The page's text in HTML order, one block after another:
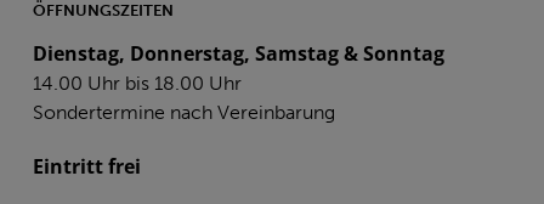
ÖFFNUNGSZEITEN
Dienstag, Donnerstag, Samstag & Sonntag
14.00 Uhr bis 18.00 Uhr
Sondertermine nach Vereinbarung
Eintritt frei